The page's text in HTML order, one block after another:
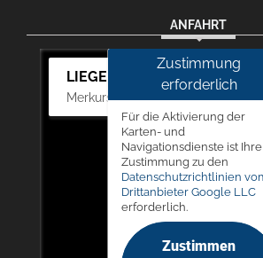
ANFAHRT
LIEGERT & BÖSKEN
Merkurstr. 11, 67663 Kaiserslautern
Zustimmung
erforderlich
Für die Aktivierung der
Karten- und
Navigationsdienste ist Ihre
Zustimmung zu den
Datenschutzrichtlinien
Drittanbieter Google LLC
erforderlich.
Zustimmen